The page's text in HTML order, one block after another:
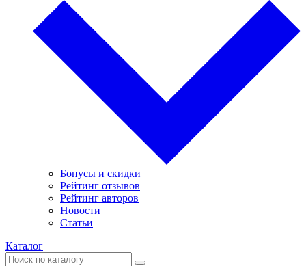
Бонусы и скидки
Рейтинг отзывов
Рейтинг авторов
Новости
Статьи
Каталог